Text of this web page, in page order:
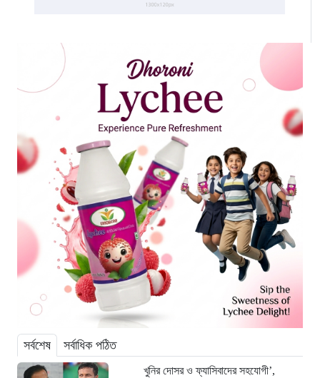
সর্বশেষ সর্বাধিক পঠিত
খুনির দোসর ও ফ্যাসিবাদের সহযোগী’,